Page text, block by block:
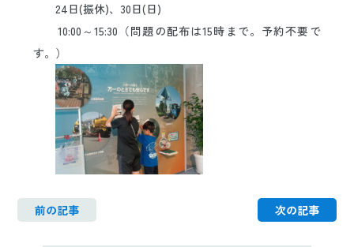
24日(振休)、30日(日)
10:00～15:30（問題の配布は15時まで。予約不要で
す。）
前の記事 次の記事